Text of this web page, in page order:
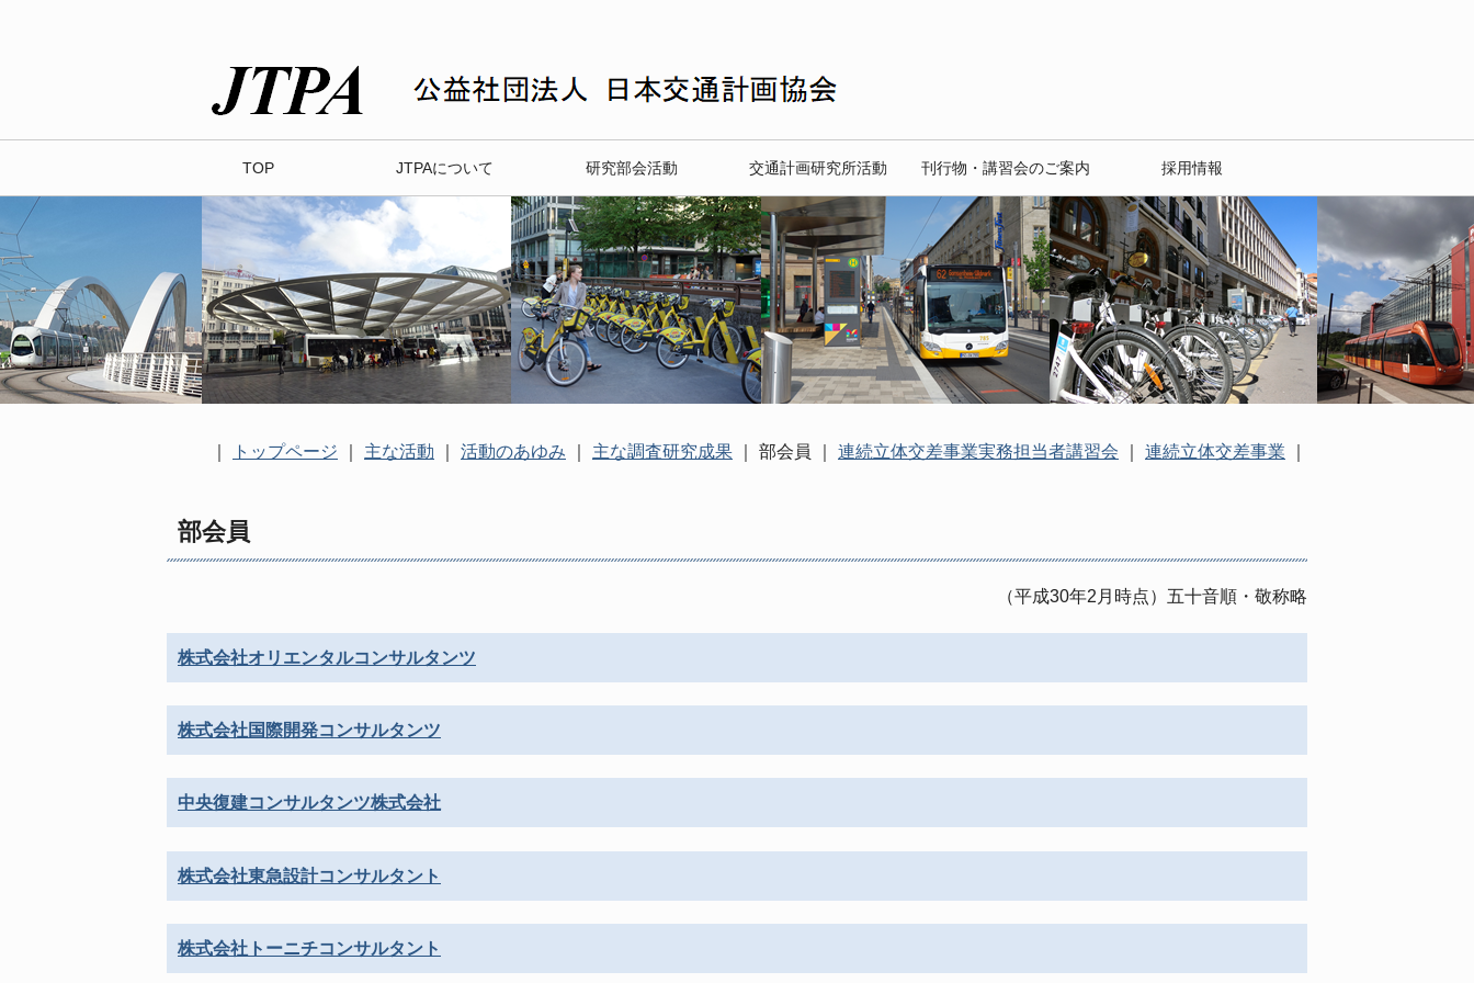
TOP JTPAについて 研究部会活動 交通計画研究所活動 刊行物・講習会のご案内 採用情報
トップページ 主な活動 活動のあゆみ 主な調査研究成果 ｜ 部会員 ｜ 連続立体交差事業実務担当者講習会 連続立体交差事業
部会員
（平成30年2月時点）五十音順・敬称略
株式会社オリエンタルコンサルタンツ
株式会社国際開発コンサルタンツ
中央復建コンサルタンツ株式会社
株式会社東急設計コンサルタント
株式会社トーニチコンサルタント